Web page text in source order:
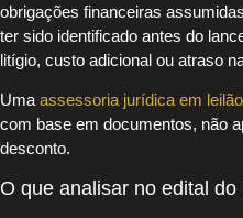
obrigações financeiras
ter sido identificado antes do
litígio, custo adicional ou atraso
Uma assessoria jurídica em
com base em documentos, não
desconto.
O que analisar no edital do